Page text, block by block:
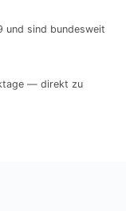
und sind bundesweit
— direkt zu